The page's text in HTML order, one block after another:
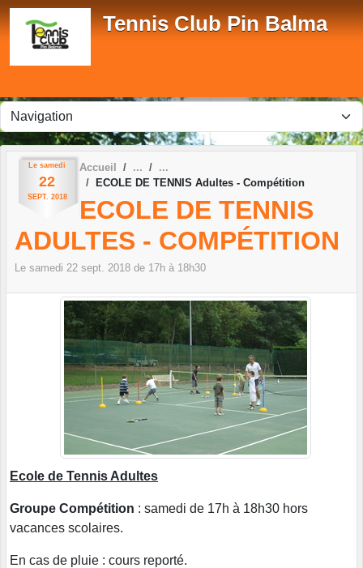
Tennis Club Pin Balma
Le samedi
22
SEPT. 2018
Accueil
ECOLE DE TENNIS Adultes - Compétition
ECOLE DE TENNIS
ADULTES - COMPÉTITION
Le samedi 22 sept. 2018 de 17h à 18h30
Ecole de Tennis Adultes
Groupe Compétition : samedi de 17h à 18h30 hors
vacances scolaires.
En cas de pluie : cours reporté.
Panneau de gestion des cookies